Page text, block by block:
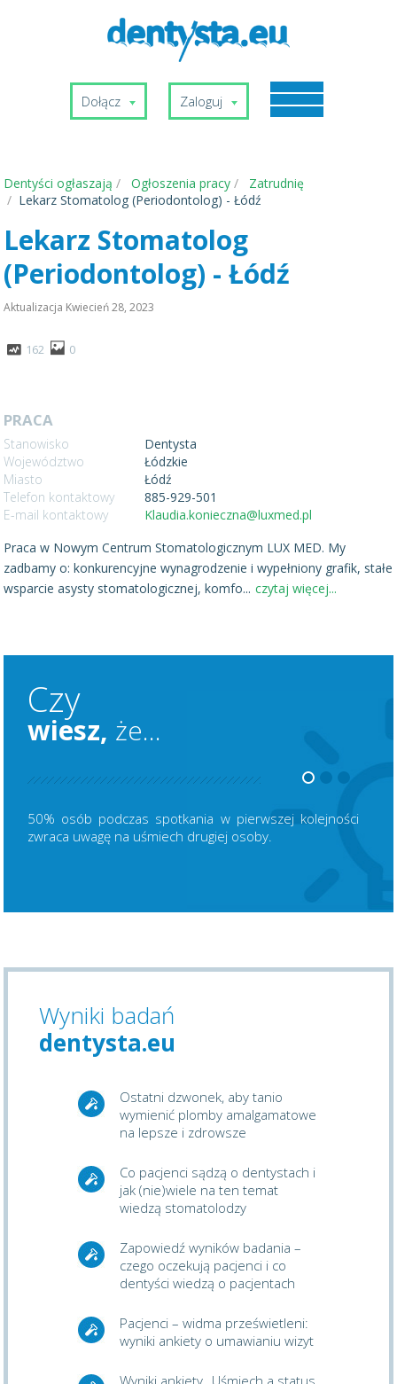
Dołącz Zaloguj
Dentyści ogłaszają Ogłoszenia pracy
Zatrudnię
Lekarz Stomatolog (Periodontolog) - Łódź
Lekarz Stomatolog
(Periodontolog) - Łódź
Aktualizacja Kwiecień 28, 2023
162 0
PRACA
Stanowisko
Dentysta
Województwo
Łódzkie
Miasto
Łódź
Telefon kontaktowy
885-929-501
E-mail kontaktowy
Klaudia.konieczna@luxmed.pl
Praca w Nowym Centrum Stomatologicznym LUX MED. My
zadbamy o: konkurencyjne wynagrodzenie i wypełniony grafik, stałe
wsparcie asysty stomatologicznej, komfo... czytaj więcej...
Czy
wiesz, że...
50% osób podczas spotkania w pierwszej kolejności
zwraca uwagę na uśmiech drugiej osoby.
Wyniki badań
dentysta.eu
Ostatni dzwonek, aby tanio
wymienić plomby amalgamatowe
na lepsze i zdrowsze
Co pacjenci sądzą o dentystach i
jak (nie)wiele na ten temat
wiedzą stomatolodzy
Zapowiedź wyników badania –
czego oczekują pacjenci i co
dentyści wiedzą o pacjentach
Pacjenci – widma prześwietleni:
wyniki ankiety o umawianiu wizyt
Wyniki ankiety „Uśmiech a status